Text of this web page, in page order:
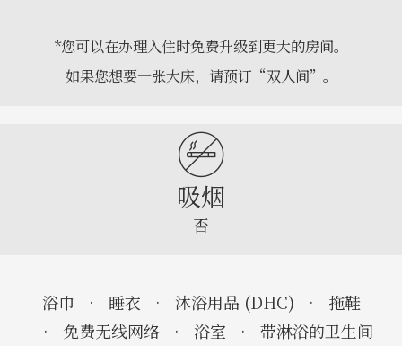
*您可以在办理入住时免费升级到更大的房间。
如果您想要一张大床，请预订“双人间”。
吸烟
否
浴巾 睡衣 沐浴用品 (DHC)
拖鞋
免费无线网络
浴室
带淋浴的卫生间